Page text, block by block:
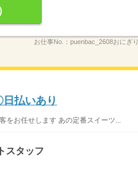
お仕事No.： puenbac_2608おにぎ
払いあり
をお任せします あの定番スイーツ...
スタッフ